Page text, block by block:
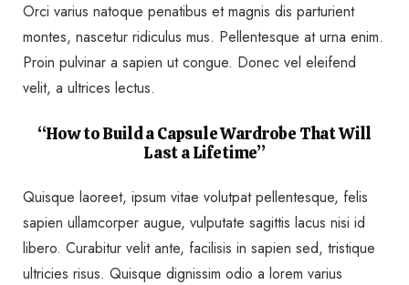
Orci varius natoque penatibus et magnis dis parturient
montes, nascetur ridiculus mus. Pellentesque at urna enim.
Proin pulvinar a sapien ut congue. Donec vel eleifend
velit, a ultrices lectus.
“How to Build a Capsule Wardrobe That Will
Last a Lifetime”
Quisque laoreet, ipsum vitae volutpat pellentesque, felis
sapien ullamcorper augue, vulputate sagittis lacus nisi id
libero. Curabitur velit ante, facilisis in sapien sed, tristique
ultricies risus. Quisque dignissim odio a lorem varius